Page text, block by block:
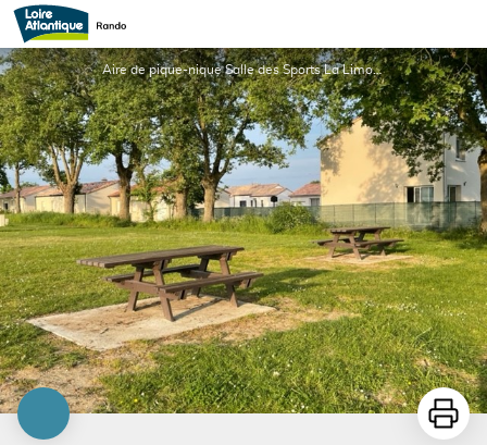
AIRE DE PIQUE-NIQUE SALLE DES SPORTS
Aire de pique-nique Salle des Sports La Limouzinière 1 - OT Grand Lieu